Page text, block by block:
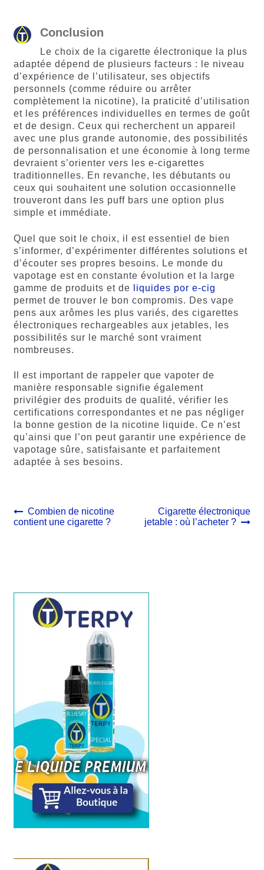
Conclusion
Le choix de la cigarette électronique la plus
adaptée dépend de plusieurs facteurs : le niveau
d’expérience de l’utilisateur, ses objectifs
personnels (comme réduire ou arrêter
complètement la nicotine), la praticité d’utilisation
et les préférences individuelles en termes de goût
et de design. Ceux qui recherchent un appareil
avec une plus grande autonomie, des possibilités
de personnalisation et une économie à long terme
devraient s’orienter vers les e-cigarettes
traditionnelles. En revanche, les débutants ou
ceux qui souhaitent une solution occasionnelle
trouveront dans les puff bars une option plus
simple et immédiate.
Quel que soit le choix, il est essentiel de bien
s’informer, d’expérimenter différentes solutions et
d’écouter ses propres besoins. Le monde du
vapotage est en constante évolution et la large
gamme de produits et de
liquides por e-cig
permet de trouver le bon compromis. Des vape
pens aux arômes les plus variés, des cigarettes
électroniques rechargeables aux jetables, les
possibilités sur le marché sont vraiment
nombreuses.
Il est important de rappeler que vapoter de
manière responsable signifie également
privilégier des produits de qualité, vérifier les
certifications correspondantes et ne pas négliger
la bonne gestion de la nicotine liquide. Ce n’est
qu’ainsi que l’on peut garantir une expérience de
vapotage sûre, satisfaisante et parfaitement
adaptée à ses besoins.
Navigation
de
Article
précédent :
Combien de nicotine
contient une cigarette ?
Article
suivant :
Cigarette électronique
jetable : où l’acheter ?